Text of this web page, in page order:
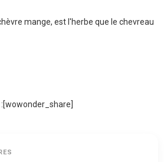
mange, est l'herbe que le chevreau
[wowonder_share]